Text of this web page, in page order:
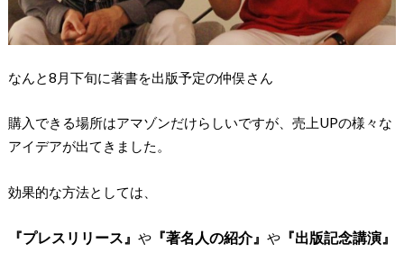
なんと8月下旬に著書を出版予定の仲俣さん
購入できる場所はアマゾンだけらしいですが、売上UPの様々な
アイデアが出てきました。
効果的な方法としては、
『プレスリリース』 や『著名人の紹介』 や『出版記念講演』